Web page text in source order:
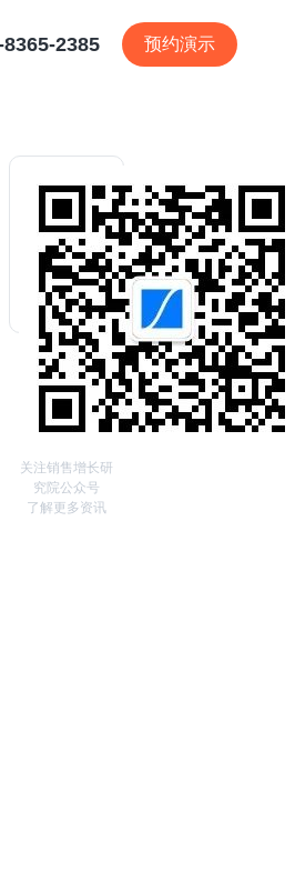
8365-2385 预约演示
关注销售增长研
究院公众号
了解更多资讯